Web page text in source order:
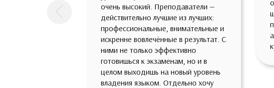
очень высокий. Преподаватели —
действительно лучшие из лучших:
профессиональные, внимательные и
искренне вовлечённые в результат. С
ними не только эффективно
готовишься к экзаменам, но и в
целом выходишь на новый уровень
владения языком. Отдельно хочу
Предыдущая